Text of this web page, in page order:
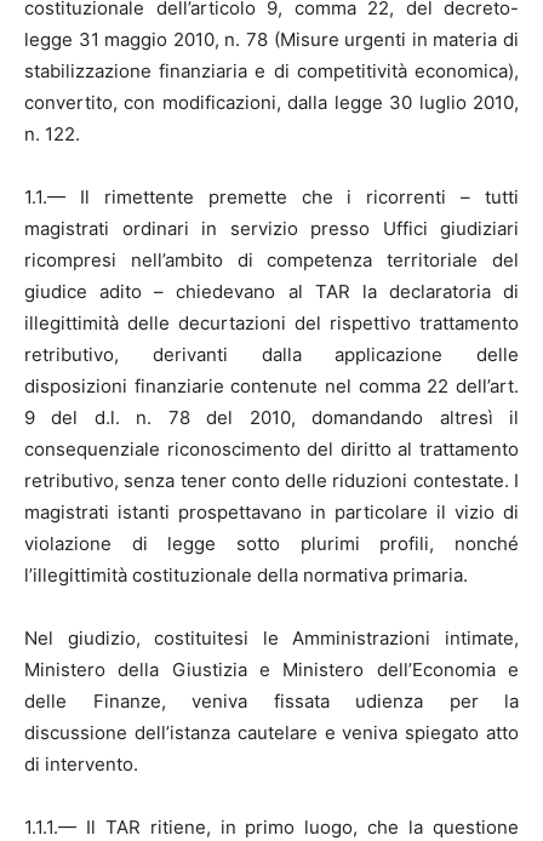
costituzionale dell’articolo 9, comma 22, del decreto-
legge 31 maggio 2010, n. 78 (Misure urgenti in materia di
stabilizzazione finanziaria e di competitività economica),
convertito, con modificazioni, dalla legge 30 luglio 2010,
n. 122.
1.1.— Il rimettente premette che i ricorrenti – tutti
magistrati ordinari in servizio presso Uffici giudiziari
ricompresi nell’ambito di competenza territoriale del
giudice adito – chiedevano al TAR la declaratoria di
illegittimità delle decurtazioni del rispettivo trattamento
retributivo, derivanti dalla applicazione delle
disposizioni finanziarie contenute nel comma 22 dell’art.
9 del d.l. n. 78 del 2010, domandando altresì il
consequenziale riconoscimento del diritto al trattamento
retributivo, senza tener conto delle riduzioni contestate. I
magistrati istanti prospettavano in particolare il vizio di
violazione di legge sotto plurimi profili, nonché
l’illegittimità costituzionale della normativa primaria.
Nel giudizio, costituitesi le Amministrazioni intimate,
Ministero della Giustizia e Ministero dell’Economia e
delle Finanze, veniva fissata udienza per la
discussione dell’istanza cautelare e veniva spiegato atto
di intervento.
1.1.1.— Il TAR ritiene, in primo luogo, che la questione